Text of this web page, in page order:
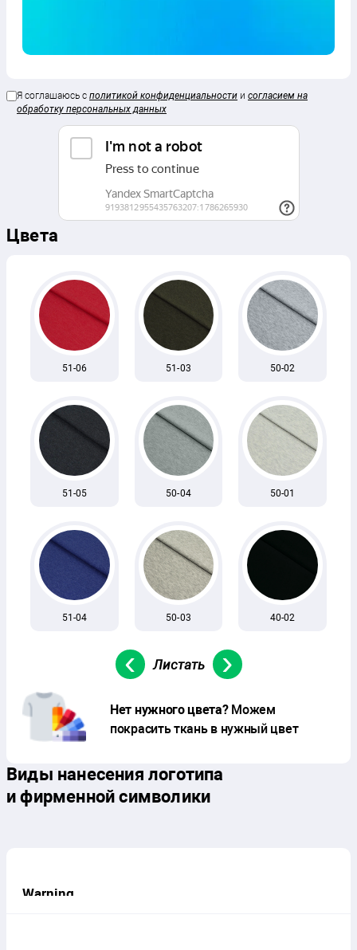
Я соглашаюсь с политикой конфиденциальности и согласием на
обработку персональных данных
Цвета
51-06
51-05
51-04
51-03
50-04
50-03
50-02
50-01
40-02
‹ ›
Нет нужного цвета?Можем
покрасить ткань в нужный цвет
Виды нанесения логотипа
и фирменной символики
Warning